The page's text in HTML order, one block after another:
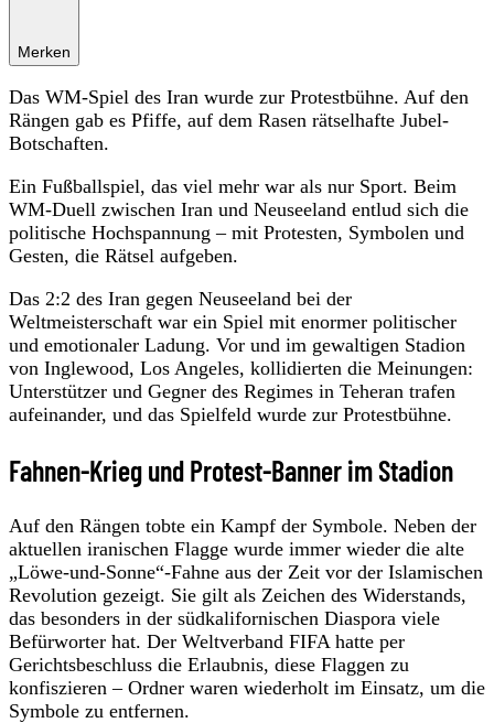
Merken
Das WM-Spiel des Iran wurde zur Protestbühne. Auf den
Rängen gab es Pfiffe, auf dem Rasen rätselhafte Jubel-
Botschaften.
Ein Fußballspiel, das viel mehr war als nur Sport. Beim
WM-Duell zwischen Iran und Neuseeland entlud sich die
politische Hochspannung – mit Protesten, Symbolen und
Gesten, die Rätsel aufgeben.
Das 2:2 des Iran gegen Neuseeland bei der
Weltmeisterschaft war ein Spiel mit enormer politischer
und emotionaler Ladung. Vor und im gewaltigen Stadion
von Inglewood, Los Angeles, kollidierten die Meinungen:
Unterstützer und Gegner des Regimes in Teheran trafen
aufeinander, und das Spielfeld wurde zur Protestbühne.
Fahnen-Krieg und Protest-Banner im Stadion
Auf den Rängen tobte ein Kampf der Symbole. Neben der
aktuellen iranischen Flagge wurde immer wieder die alte
„Löwe-und-Sonne“-Fahne aus der Zeit vor der Islamischen
Revolution gezeigt. Sie gilt als Zeichen des Widerstands,
das besonders in der südkalifornischen Diaspora viele
Befürworter hat. Der Weltverband FIFA hatte per
Gerichtsbeschluss die Erlaubnis, diese Flaggen zu
konfiszieren – Ordner waren wiederholt im Einsatz, um die
Symbole zu entfernen.